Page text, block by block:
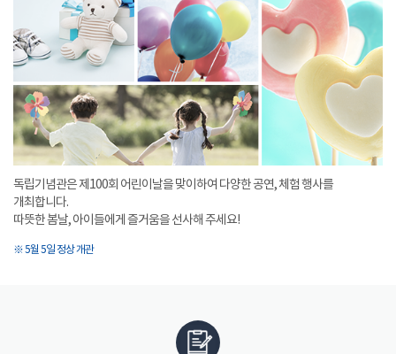
독립기념관은 제100회 어린이날을 맞이하여 다양한 공연, 체험 행사를
개최합니다.
따뜻한 봄날, 아이들에게 즐거움을 선사해 주세요!
※ 5월 5일 정상 개관